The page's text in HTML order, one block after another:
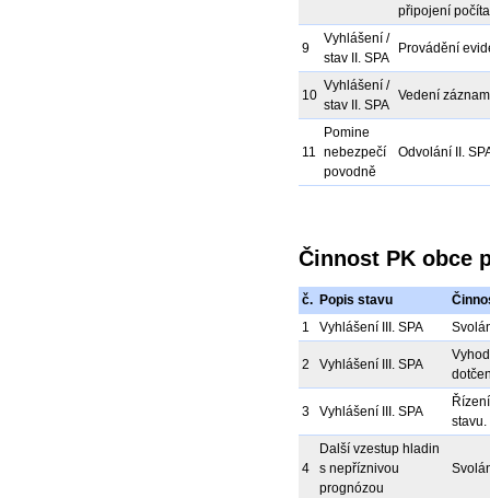
připojení
9
Vyhlášení /
stav II. SPA
Provádění
10
Vyhlášení /
stav II. SPA
Vedení
11
Pomine
nebezpečí
povodně
Odvolání II.
Činnost PK obce
č. Popis stavu
1
Vyhlášení III. SPA
2 Vyhlášení III. SPA
3 Vyhlášení III. SPA
stavu.
4
Další vzestup hladin
s nepříznivou
prognózou